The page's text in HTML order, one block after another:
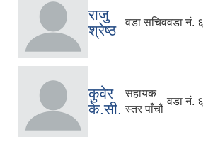
राजु
श्रेष्ठ
वडा सचिववडा नं. ६
कुवेर
के.सी.
सहायक
स्तर पाँचौं
वडा नं. ६